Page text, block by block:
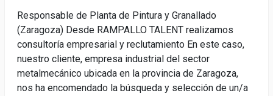
Responsable de Planta de Pintura y Granallado
(Zaragoza) Desde RAMPALLO TALENT realizamos
consultoría empresarial y reclutamiento En este caso,
nuestro cliente, empresa industrial del sector
metalmecánico ubicada en la provincia de Zaragoza,
nos ha encomendado la búsqueda y selección de un/a